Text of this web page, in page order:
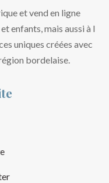
et vend en ligne
enfants, mais aussi à l
uniques créées avec
bordelaise.